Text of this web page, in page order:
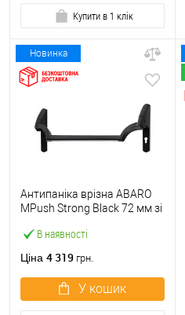
Купити в 1 клік
Новинка
В наявності
Антипаніка врізна ABARO
МPush Strong Black 72 мм зі
Ціна 4 319 грн.
У кошик